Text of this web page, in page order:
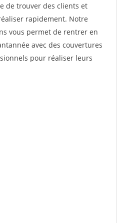
de trouver des clients et
rapidement. Notre
vous permet de rentrer en
avec des couvertures
pour réaliser leurs